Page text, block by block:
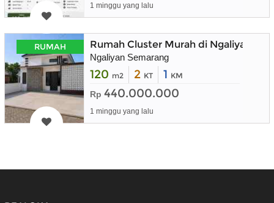
1 minggu yang lalu
RUMAH Rumah Cluster Murah di Ngaliyan
Ngaliyan Semarang
120 m2 2 KT 1 KM
Rp 440.000.000
1 minggu yang lalu